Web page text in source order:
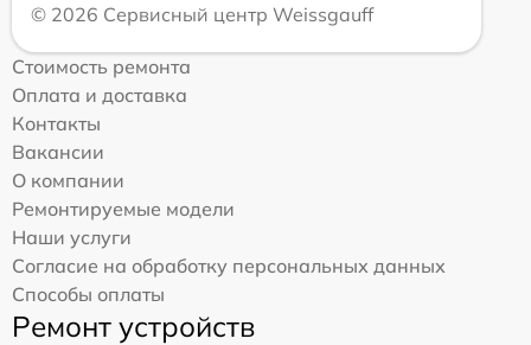
© 2026 Сервисный центр Weissgauff
Стоимость ремонта
Оплата и доставка
Контакты
Вакансии
О компании
Ремонтируемые модели
Наши услуги
Согласие на обработку персональных данных
Способы оплаты
Ремонт устройств